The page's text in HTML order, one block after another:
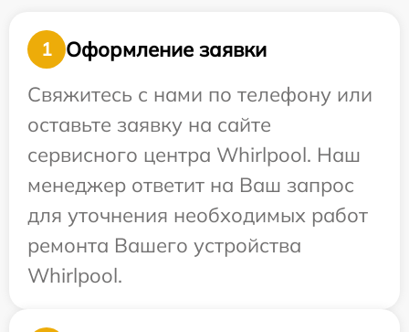
1
Оформление заявки
Свяжитесь с нами по телефону или
оставьте заявку на сайте
сервисного центра Whirlpool. Наш
менеджер ответит на Ваш запрос
для уточнения необходимых работ
ремонта Вашего устройства
Whirlpool.